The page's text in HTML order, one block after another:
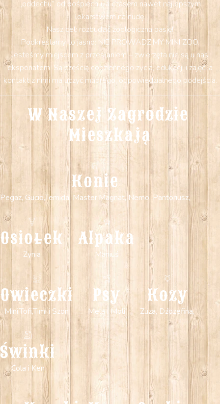
„oddechu” od pośpiechu, a czasem nawet najlepszym
lekarstwem na nudę.
Nasz cel: rozbudzić zoologiczną pasję!
Podkreślamy to jasno: NIE PROWADZIMY MINI ZOO.
Jesteśmy miejscem z przesłaniem – zwierzęta nie są u nas
eksponatem. Są częścią codziennego życia, edukacji i zajęć, a
kontakt z nimi ma uczyć mądrego, odpowiedzialnego podejścia.
W Naszej Zagrodzie
Mieszkają
Konie
Pegaz, Gucio,Temida, Master,Magnat, Nemo, Pantoriusz,
Osiołek
Zynia
Alpaka
Maniuś
Owieczki
Mini,Tofi,Timi i Szon
Psy
Mela i Moli
Kozy
Zuza, Dźozefina,
Świnki
Cola i Ken